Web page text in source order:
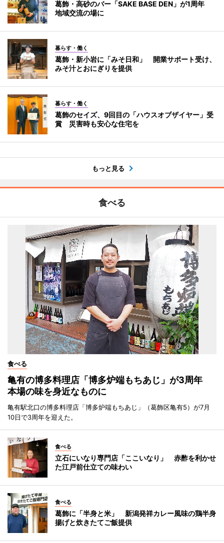
葛飾・高砂のバー「SAKE BASE DEN」が1周年
地域交流の場に
暮らす・働く
葛飾・新小岩に「みそ日和」 開業サポート受け、
みそ汁とおにぎりを提供
暮らす・働く
葛飾のセイズ、9回目の「ハウスオブザイヤー」受
賞 災害時も安心な住宅を
もっと見る
食べる
食べる
亀有の博多料理店「博多炉端もちあじ」が3周年
本場の味を身近なものに
亀有駅北口の博多料理店「博多炉端もちあじ」（葛飾区亀有5）が7月
10日で3周年を迎えた。
食べる
立石にいなり専門店「ここいなり」 赤酢を利かせ
た江戸前仕立ての味わい
食べる
葛飾に「半身と米」 新潟発祥カレー風味の鶏半身
揚げと炊きたてご飯提供